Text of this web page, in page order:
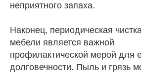
неприятного запаха.
Наконец, периодическая
мебели является важной
профилактической мерой для
долговечности. Пыль и грязь